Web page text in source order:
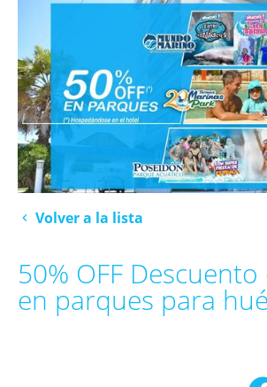
Volver a la lista
50% OFF Descuento
en parques para